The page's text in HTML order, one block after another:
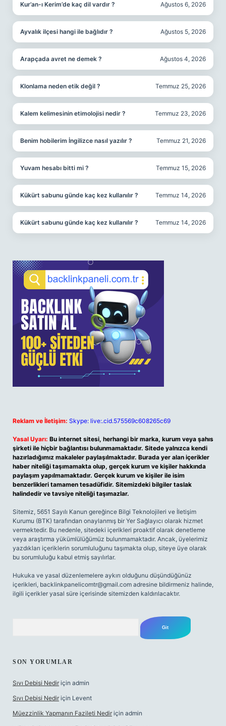
Kur’an-ı Kerim’de kaç dil vardır ? Ağustos 6, 2026
Ayvalık ilçesi hangi ile bağlıdır ? Ağustos 5, 2026
Arapçada avret ne demek ? Ağustos 4, 2026
Klonlama neden etik değil ? Temmuz 25, 2026
Kalem kelimesinin etimolojisi nedir ? Temmuz 23, 2026
Benim hobilerim İngilizce nasıl yazılır ? Temmuz 21, 2026
Yuvam hesabı bitti mi ? Temmuz 15, 2026
Kükürt sabunu günde kaç kez kullanılır ? Temmuz 14, 2026
Kükürt sabunu günde kaç kez kullanılır ? Temmuz 14, 2026
Reklam ve İletişim: Skype: live:.cid.575569c608265c69
Yasal Uyarı: Bu internet sitesi, herhangi bir marka, kurum veya şahıs
şirketi ile hiçbir bağlantısı bulunmamaktadır. Sitede yalnızca kendi
hazırladığımız makaleler paylaşılmaktadır. Burada yer alan içerikler
haber niteliği taşımamakta olup, gerçek kurum ve kişiler hakkında
paylaşım yapılmamaktadır. Gerçek kurum ve kişiler ile isim
benzerlikleri tamamen tesadüfidir. Sitemizdeki bilgiler taslak
halindedir ve tavsiye niteliği taşımazlar.
Sitemiz, 5651 Sayılı Kanun gereğince Bilgi Teknolojileri ve İletişim
Kurumu (BTK) tarafından onaylanmış bir Yer Sağlayıcı olarak hizmet
vermektedir. Bu nedenle, sitedeki içerikleri proaktif olarak denetleme
veya araştırma yükümlülüğümüz bulunmamaktadır. Ancak, üyelerimiz
yazdıkları içeriklerin sorumluluğunu taşımakta olup, siteye üye olarak
bu sorumluluğu kabul etmiş sayılırlar.
Hukuka ve yasal düzenlemelere aykırı olduğunu düşündüğünüz
içerikleri, backlinkpanelicomtr@gmail.com adresine bildirmeniz halinde,
ilgili içerikler yasal süre içerisinde sitemizden kaldırılacaktır.
SON YORUMLAR
Sıvı Debisi Nedir için admin
Sıvı Debisi Nedir için Levent
Müezzinlik Yapmanın Fazileti Nedir için admin